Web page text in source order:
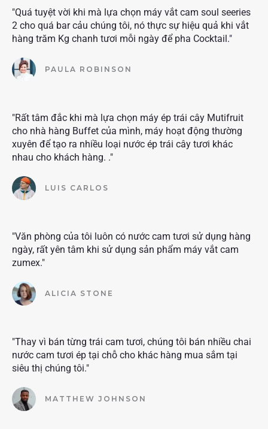
"Quá tuyệt vời khi mà lựa chọn máy vắt cam soul seeries
2 cho quá bar cảu chúng tôi, nó thực sự hiệu quả khi vắt
hàng trăm Kg chanh tươi mỗi ngày để pha Cocktail."
PAULA ROBINSON
"Rất tâm đắc khi mà lựa chọn máy ép trái cây Mutifruit
cho nhà hàng Buffet của mình, máy hoạt động thường
xuyên để tạo ra nhiều loại nước ép trái cây tươi khác
nhau cho khách hàng. ."
LUIS CARLOS
"Văn phòng của tôi luôn có nước cam tươi sử dụng hàng
ngày, rất yên tâm khi sử dụng sản phẩm máy vắt cam
zumex."
ALICIA STONE
"Thay vì bán từng trái cam tươi, chúng tôi bán nhiều chai
nước cam tươi ép tại chỗ cho khác hàng mua sắm tại
siêu thị chúng tôi."
MATTHEW JOHNSON